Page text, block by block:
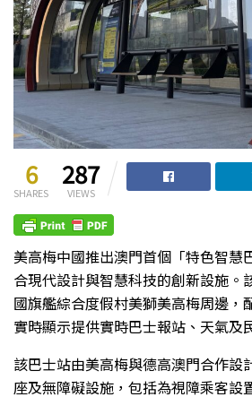
6
SHARES
287
VIEWS
美高梅中國推出澳門首個「特色智慧
合現代設計與智慧科技的創新設施。
國旗艦綜合度假村美獅美高梅周邊，
實時顯示提供實時巴士報站、天氣及
該巴士站由美高梅與德高澳門合作設
座及無障礙設施，包括為視障乘客設